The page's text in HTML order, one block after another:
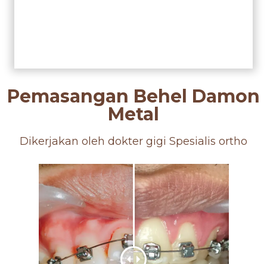
Pemasangan Behel Damon
Metal
Dikerjakan oleh dokter gigi Spesialis ortho